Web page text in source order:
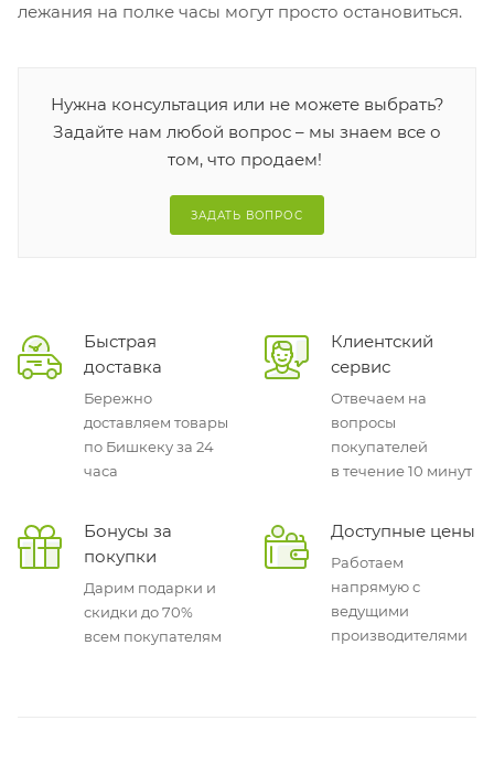
лежания на полке часы могут просто остановиться.
Нужна консультация или не можете выбрать?
Задайте нам любой вопрос – мы знаем все о
том, что продаем!
ЗАДАТЬ ВОПРОС
Быстрая
доставка
Бережно
доставляем товары
по Бишкеку за 24
часа
Клиентский
сервис
Отвечаем на
вопросы
покупателей
в течение 10 минут
Бонусы за
покупки
Дарим подарки и
скидки до 70%
всем покупателям
Доступные цены
Работаем
напрямую с
ведущими
производителями